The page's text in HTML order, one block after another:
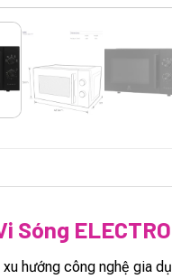
Sóng
xu hướng công nghệ gia